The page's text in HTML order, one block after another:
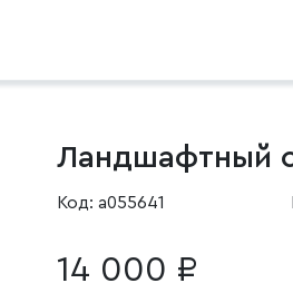
Код: a055641
14 000 ₽